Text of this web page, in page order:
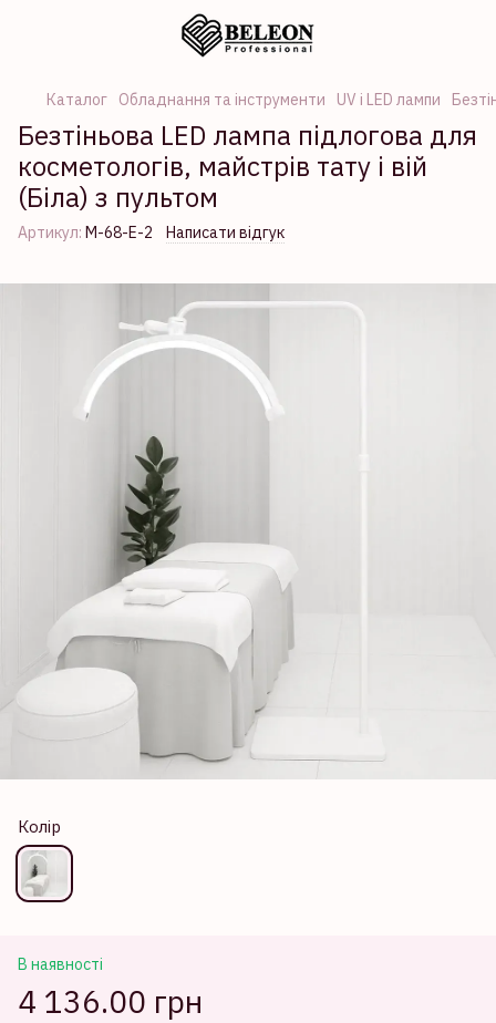
Каталог Обладнання та інструменти UV і LED лампи
Безтіньова LED лампа підлогова для
косметологів, майстрів тату і вій
(Біла) з пультом
Артикул: М-68-Е-2 Написати відгук
Колір
В наявності
4 136.00 грн